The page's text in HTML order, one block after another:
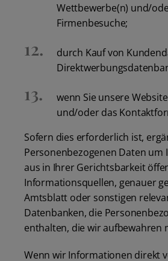
Wettbewerbe(n) und/
Firmenbesuche;
durch Kauf von
wenn Sie unsere
und/oder das
Sofern dies erforderlich ist,
Personenbezogenen Daten um
aus in Ihrer Gerichtsbarkeit
Informationsquellen, genauer
Amtsblatt oder sonstigen
Datenbanken, die
enthalten, die wir aufbewahren
Wenn wir Informationen direkt